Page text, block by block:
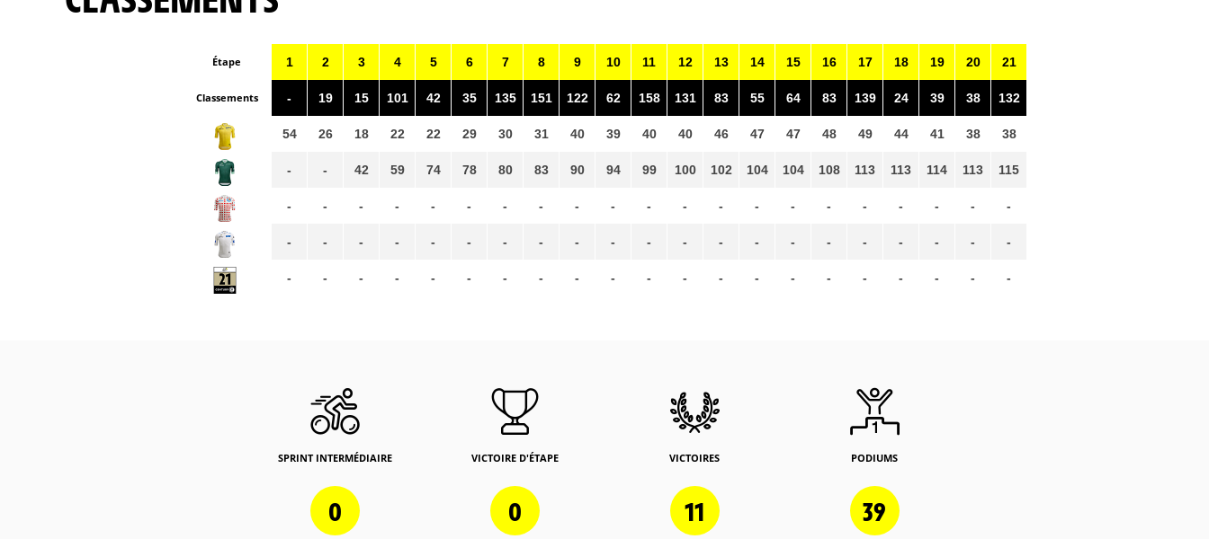
Étape
Classements
1
-
54
-
-
-
-
2
19
26
-
-
-
-
3
15
18
42
-
-
-
4
101
22
59
-
-
-
5
42
22
74
-
-
-
6
35
29
78
-
-
-
7
135
30
80
-
-
-
8
151
31
83
-
-
-
9
122
40
90
-
-
-
10
62
39
94
-
-
-
11
158
40
99
-
-
-
12
131
40
100
-
-
-
13
83
46
102
-
-
-
14
55
47
104
-
-
-
15
64
47
104
-
-
-
16
83
48
108
-
-
-
17
139
49
113
-
-
-
18
24
44
113
-
-
-
19
39
41
114
-
-
-
20
38
38
113
-
-
-
21
132
38
115
-
-
-
SPRINT INTERMÉDIAIRE
0
VICTOIRE D'ÉTAPE
0
VICTOIRES
11
PODIUMS
39